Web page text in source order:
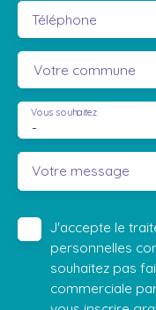
Téléphone
Votre commune
-
Vous souhaitez
Votre message
J'accepte le
personnelles
souhaitez pas
commerciale